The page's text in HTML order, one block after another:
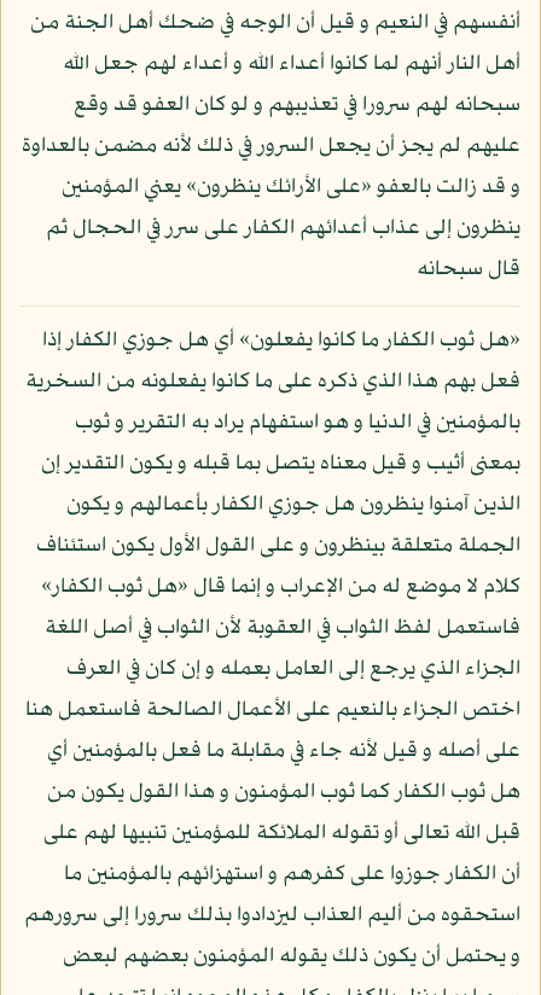
أنفسهم في النعيم و قيل أن الوجه في ضحك أهل الجنة من
أهل النار أنهم لما كانوا أعداء الله و أعداء لهم جعل الله
سبحانه لهم سرورا في تعذيبهم و لو كان العفو قد وقع
عليهم لم يجز أن يجعل السرور في ذلك لأنه مضمن بالعداوة
و قد زالت بالعفو «على الأرائك ينظرون» يعني المؤمنين
ينظرون إلى عذاب أعدائهم الكفار على سرر في الحجال ثم
قال سبحانه
«هل ثوب الكفار ما كانوا يفعلون» أي هل جوزي الكفار إذا
فعل بهم هذا الذي ذكره على ما كانوا يفعلونه من السخرية
بالمؤمنين في الدنيا و هو استفهام يراد به التقرير و ثوب
بمعنى أثيب و قيل معناه يتصل بما قبله و يكون التقدير إن
الذين آمنوا ينظرون هل جوزي الكفار بأعمالهم و يكون
الجملة متعلقة بينظرون و على القول الأول يكون استئناف
كلام لا موضع له من الإعراب و إنما قال «هل ثوب الكفار»
فاستعمل لفظ الثواب في العقوبة لأن الثواب في أصل اللغة
الجزاء الذي يرجع إلى العامل بعمله و إن كان في العرف
اختص الجزاء بالنعيم على الأعمال الصالحة فاستعمل هنا
على أصله و قيل لأنه جاء في مقابلة ما فعل بالمؤمنين أي
هل ثوب الكفار كما ثوب المؤمنون و هذا القول يكون من
قبل الله تعالى أو تقوله الملائكة للمؤمنين تنبيها لهم على
أن الكفار جوزوا على كفرهم و استهزائهم بالمؤمنين ما
استحقوه من أليم العذاب ليزدادوا بذلك سرورا إلى سرورهم
و يحتمل أن يكون ذلك يقوله المؤمنون بعضهم لبعض